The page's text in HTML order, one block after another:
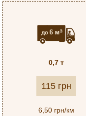
0,7 т
115 грн
6,50 грн/км